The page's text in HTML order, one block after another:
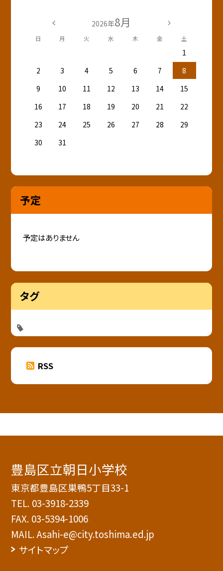
2026年8月
日 月 火 水 木 金 土
1
2
3 4 5 6 7
8
9
10 11 12 13 14
15
16
17 18 19 20 21
22
23
24 25 26 27 28
29
30
31
予定
予定はありません
タグ
RSS
豊島区立朝日小学校
東京都豊島区巣鴨5丁目33-1
TEL. 03-3918-2339
FAX. 03-5394-1006
MAIL. Asahi-e@city.toshima.ed.jp
サイトマップ